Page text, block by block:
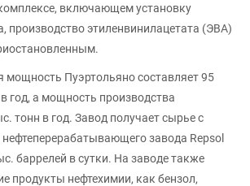
включающем установку
производство этиленвинилацетата (ЭВА)
мощность Пуэртольяно составляет 95
год, а мощность производства
тонн в год. Завод получает сырье с
нефтеперерабатывающего завода Repsol
баррелей в сутки. На заводе также
продукты нефтехимии, как бензол,